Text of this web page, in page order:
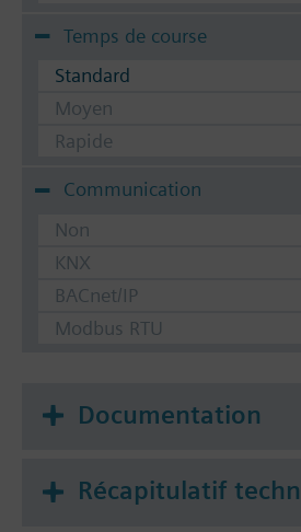
Temps de course
Standard
Moyen
Rapide
Communication
Non
KNX
BACnet/IP
Modbus RTU
Documentation
Récapitulatif